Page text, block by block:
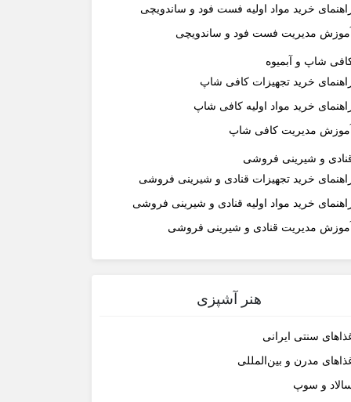
خرید مواد اولیه فست فود و ساندویچی
آموزش مدیریت فست فود و ساندویچی
شاپ و آبمیوه
خرید تجهیزات کافی شاپ
خرید مواد اولیه کافی‌ شاپ‌
آموزش مدیریت کافی شاپ
و شیرینی فروشی
خرید تجهیزات قنادی و شیرینی فروشی
خرید مواد اولیه قنادی و شیرینی فروشی
آموزش مدیریت قنادی و شیرینی فروشی
هنر آشپزی
سنتی ایرانی
مدرن و بین‌المللی
و سوپ